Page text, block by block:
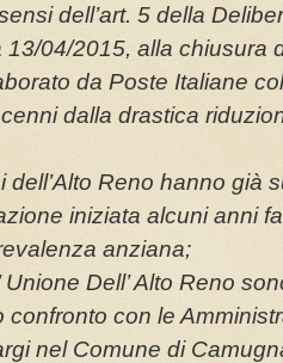
dell’art. 5 della
04/2015, alla chiusura
da Poste Italiane
dalla drastica
dell’Alto Reno hanno già
iniziata alcuni anni
anziana;
Unione Dell’ Alto Reno
con le
nel Comune di